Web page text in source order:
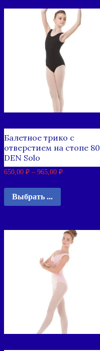
Балетное трико с
отверстием на стопе 80
DEN Solo
650,00 ₽ – 965,00 ₽
Выбрать ...